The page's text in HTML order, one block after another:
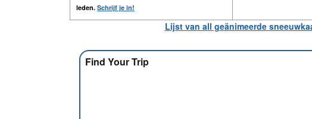
leden. Schrijf je in!
Lijst van all geänimeerde
Find Your Trip